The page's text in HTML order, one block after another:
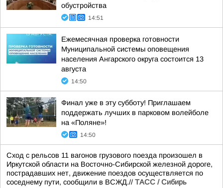
обустройства
14:51
Ежемесячная проверка готовности
Муниципальной системы оповещения
населения Ангарского округа состоится 13
августа
14:50
Финал уже в эту субботу! Приглашаем
поддержать лучших в парковом волейболе
на «Поляне»!
14:50
Сход с рельсов 11 вагонов грузового поезда произошел в
Иркутской области на Восточно-Сибирской железной дороге,
пострадавших нет, движение поездов осуществляется по
соседнему пути, сообщили в ВСЖД.// ТАСС / Сибирь